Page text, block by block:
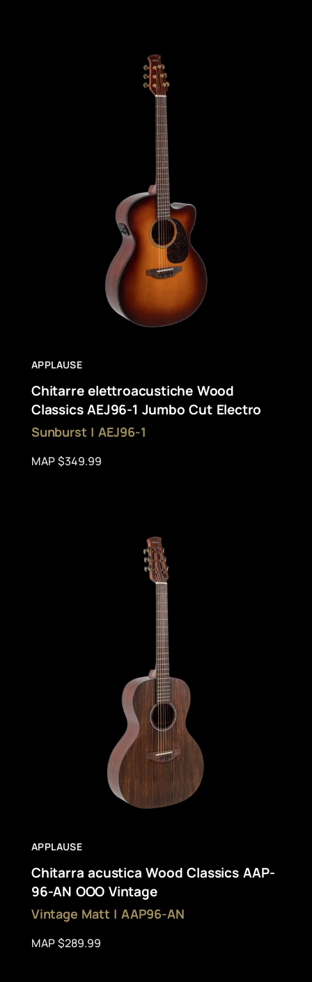
APPLAUSE
Chitarre elettroacustiche Wood
Classics AEJ96-1 Jumbo Cut Electro
Sunburst | AEJ96-1
MAP $349.99
APPLAUSE
Chitarra acustica Wood Classics AAP-
96-AN OOO Vintage
Vintage Matt | AAP96-AN
MAP $289.99